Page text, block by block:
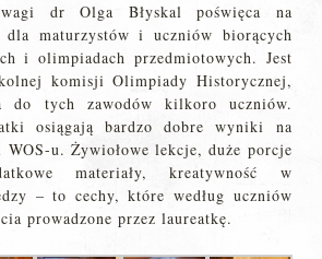
dr Olga Błyskal poświęca na
dla maturzystów i uczniów biorących
i olimpiadach przedmiotowych. Jest
komisji Olimpiady Historycznej,
do tych zawodów kilkoro uczniów.
osiągają bardzo dobre wyniki na
u. Żywiołowe lekcje, duże porcje
materiały, kreatywność w
– to cechy, które według uczniów
prowadzone przez laureatkę.